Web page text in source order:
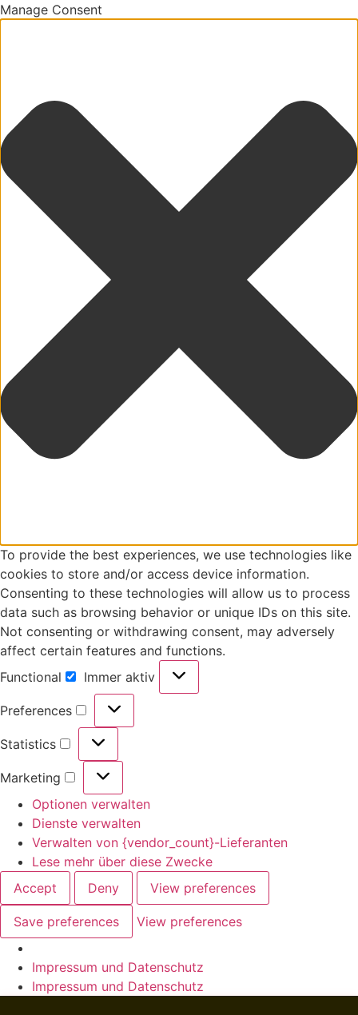
Manage Consent
To provide the best experiences, we use technologies like
cookies to store and/or access device information.
Consenting to these technologies will allow us to process
data such as browsing behavior or unique IDs on this site.
Not consenting or withdrawing consent, may adversely
affect certain features and functions.
Functional
Immer aktiv
Preferences
Statistics
Marketing
Optionen verwalten
Dienste verwalten
Verwalten von {vendor_count}-Lieferanten
Lese mehr über diese Zwecke
Accept
Deny View preferences
Save preferences View preferences
Impressum und Datenschutz
Impressum und Datenschutz